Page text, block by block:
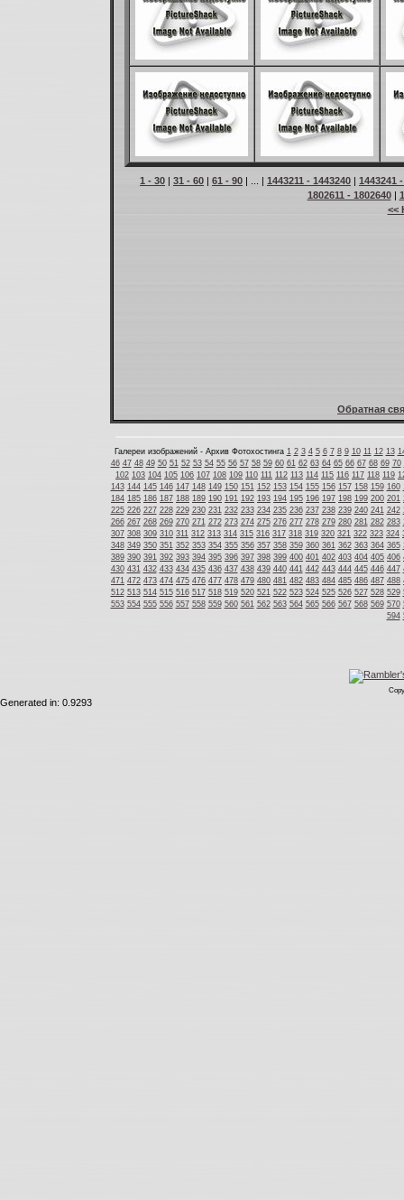
1 - 30 | 31 - 60 | 61 - 90 | ... | 1443211 - 1443240 | 1443241
1802611 - 1802640|
<<
Обратная
Галереи изображений - Архив Фотохостинга 1 2 3 4 5 6 7 8 9 10 11 12 13
46 47 48 49 50 51 52 53 54 55 56 57 58 59 60 61 62 63 64 65 66 67 68 69 70
102 103 104 105 106 107 108 109 110 111 112 113 114 115 116 117 118 119
143 144 145 146 147 148 149 150 151 152 153 154 155 156 157 158 159 160
184 185 186 187 188 189 190 191 192 193 194 195 196 197 198 199 200 201
225 226 227 228 229 230 231 232 233 234 235 236 237 238 239 240 241 242
266 267 268 269 270 271 272 273 274 275 276 277 278 279 280 281 282 283
307 308 309 310 311 312 313 314 315 316 317 318 319 320 321 322 323 324
348 349 350 351 352 353 354 355 356 357 358 359 360 361 362 363 364 365
389 390 391 392 393 394 395 396 397 398 399 400 401 402 403 404 405 406
430 431 432 433 434 435 436 437 438 439 440 441 442 443 444 445 446 447
471 472 473 474 475 476 477 478 479 480 481 482 483 484 485 486 487 488
512 513 514 515 516 517 518 519 520 521 522 523 524 525 526 527 528 529
553 554 555 556 557 558 559 560 561 562 563 564 565 566 567 568 569 570
594
Generated in: 0.9293